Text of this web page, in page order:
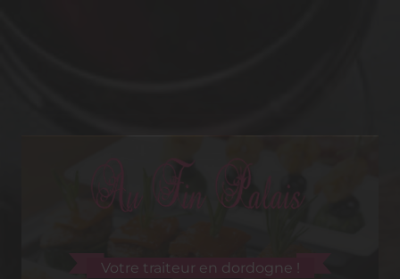
Votre traiteur en dordogne !